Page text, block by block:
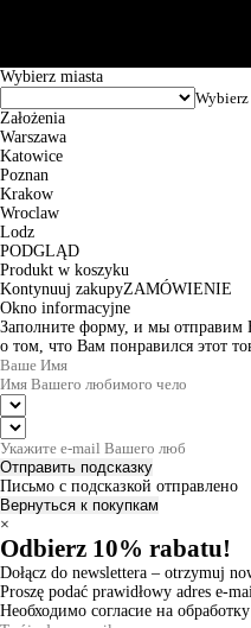
Wybierz miasta
Założenia
Warszawa
Katowice
Poznan
Krakow
Wroclaw
Lodz
PODGLĄD
Produkt w koszyku
Kontynuuj zakupyZAMÓWIENIE
Okno informacyjne
Заполните форму, и мы отправим
о том, что Вам понравился этот
Отправить подсказку
Письмо с подсказкой отправлено
Вернуться к покупкам
×
Odbierz 10% rabatu!
Dołącz do newslettera – otrzymuj
Proszę podać prawidłowy adres e-
Необходимо согласие на